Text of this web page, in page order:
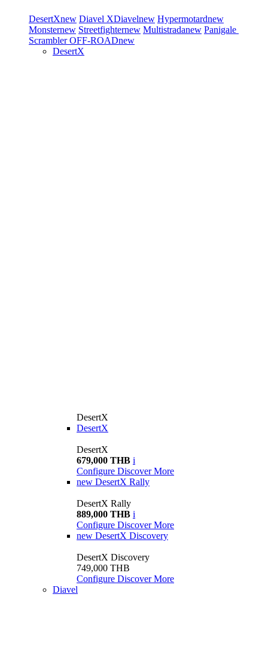
DesertXnew Diavel XDiavelnew Hypermotardnew
Monsternew Streetfighternew Multistradanew Panigale
ScramblerOFF-ROADnew
DesertX
DesertX
DesertX
DesertX
679,000 THB i
Configure Discover More
new DesertX Rally
DesertX Rally
889,000 THB i
Configure Discover More
new DesertX Discovery
DesertX Discovery
749,000 THB
Configure Discover More
Diavel